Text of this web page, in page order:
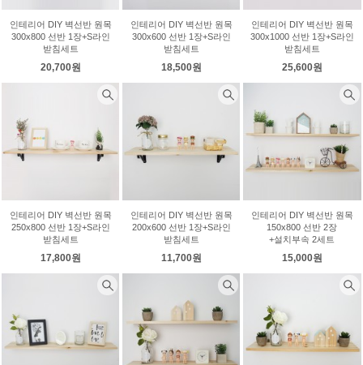
인테리어 DIY 벽선반 원목
300x800 선반 1장+S라인
받침세트
20,700원
인테리어 DIY 벽선반 원목
300x600 선반 1장+S라인
받침세트
18,500원
인테리어 DIY 벽선반 원목
300x1000 선반 1장+S라인
받침세트
25,600원
인테리어 DIY 벽선반 원목
250x800 선반 1장+S라인
받침세트
17,800원
인테리어 DIY 벽선반 원목
200x600 선반 1장+S라인
받침세트
11,700원
인테리어 DIY 벽선반 원목
150x800 선반 2장
+설치부속 2세트
15,000원